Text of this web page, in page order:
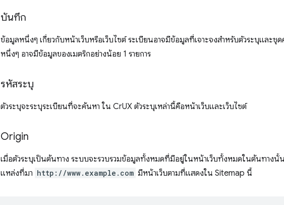
บันทึก
ข้อมูลหนึ่งๆ เกี่ยวกับหน้าเว็บหรือเว็บไซต์ ระเบียนอาจมีข้อมูลที่เจาะจงสำหรับตัวระบุและชุ
หนึ่งๆ อาจมีข้อมูลของเมตริกอย่างน้อย 1 รายการ
รหัสระบุ
ตัวระบุจะระบุระเบียนที่จะค้นหา ใน CrUX ตัวระบุเหล่านี้คือหน้าเว็บและเว็บไซต์
Origin
เมื่อตัวระบุเป็นต้นทาง ระบบจะรวบรวมข้อมูลทั้งหมดที่มีอยู่ในหน้าเว็บทั้งหมดในต้นทางนั้นเ
แหล่งที่มา http://www.example.com มีหน้าเว็บตามที่แสดงใน Sitemap นี้